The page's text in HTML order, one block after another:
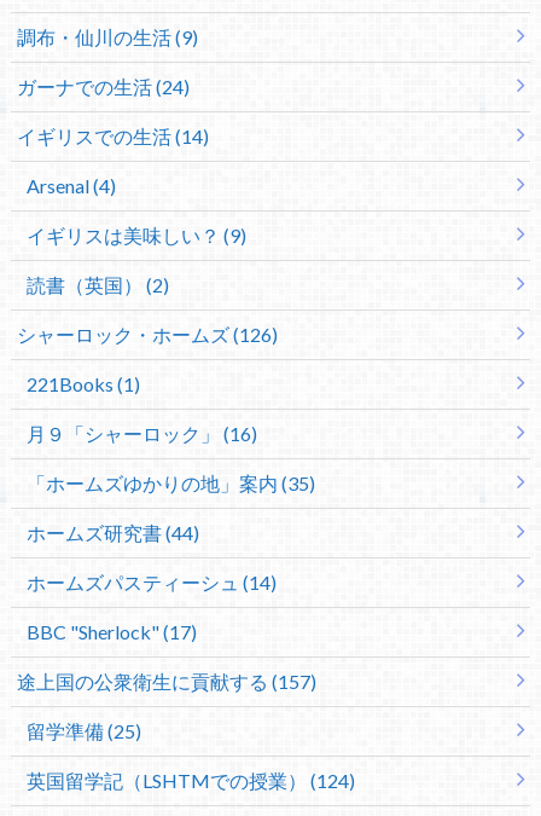
調布・仙川の生活 (9)
ガーナでの生活 (24)
イギリスでの生活 (14)
Arsenal (4)
イギリスは美味しい？ (9)
読書（英国） (2)
シャーロック・ホームズ (126)
221Books (1)
月９「シャーロック」 (16)
「ホームズゆかりの地」案内 (35)
ホームズ研究書 (44)
ホームズパスティーシュ (14)
BBC "Sherlock" (17)
途上国の公衆衛生に貢献する (157)
留学準備 (25)
英国留学記（LSHTMでの授業） (124)